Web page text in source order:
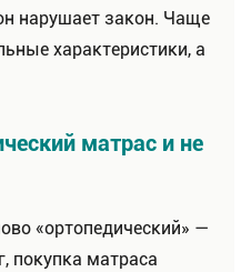
нарушает закон. Чаще
характеристики, а
матрас и не
«ортопедический» —
покупка матраса